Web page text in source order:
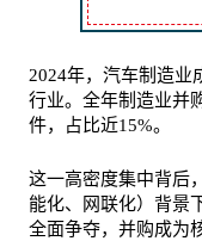
2024年，汽车制造业
行业。全年制造业并
件，占比近15%。
这一高密度集中背后
能化、网联化）背景
全面争夺，并购成为